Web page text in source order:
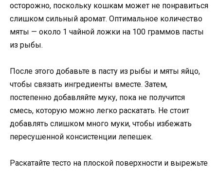
осторожно, поскольку кошкам может не понравиться
слишком сильный аромат. Оптимальное количество
мяты — около 1 чайной ложки на 100 граммов пасты
из рыбы.
После этого добавьте в пасту из рыбы и мяты яйцо,
чтобы связать ингредиенты вместе. Затем,
постепенно добавляйте муку, пока не получится
смесь, которую можно легко раскатать. Не стоит
добавлять слишком много муки, чтобы избежать
пересушенной консистенции лепешек.
Раскатайте тесто на плоской поверхности и вырежьте